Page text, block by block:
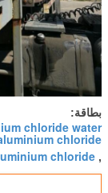
بطاقة:
chloride water
chloride
,
chloride